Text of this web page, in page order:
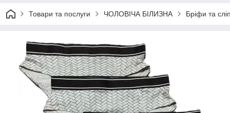
Товари та послуги ЧОЛОВІЧА БІЛИЗНА Бріфи та